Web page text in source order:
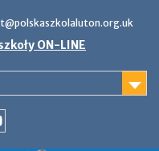
ON-LINE